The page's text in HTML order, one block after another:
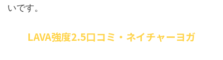
いです。
LAVA強度2.5口コミ・ネイチャーヨガ